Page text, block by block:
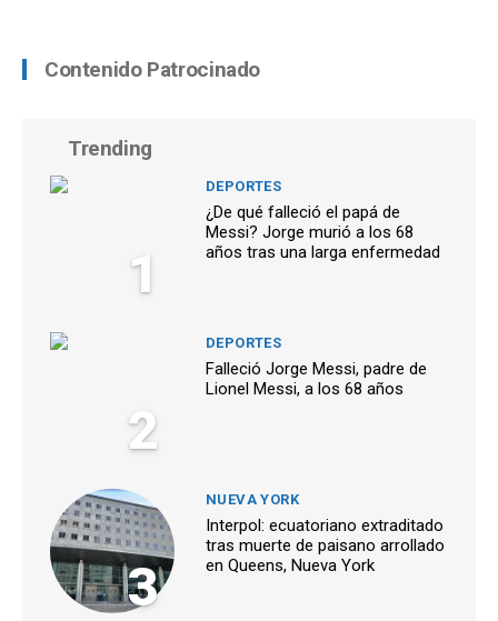
Contenido Patrocinado
Trending
1
DEPORTES
¿De qué falleció el papá de
Messi? Jorge murió a los 68
años tras una larga enfermedad
2
DEPORTES
Falleció Jorge Messi, padre de
Lionel Messi, a los 68 años
3
NUEVA YORK
Interpol: ecuatoriano extraditado
tras muerte de paisano arrollado
en Queens, Nueva York